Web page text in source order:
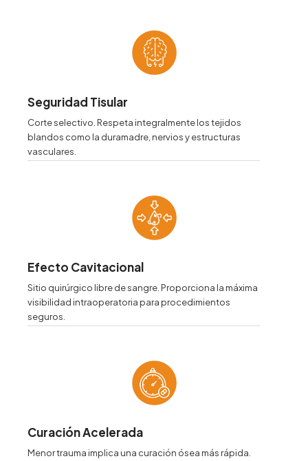
Seguridad Tisular
Corte selectivo. Respeta integralmente los tejidos
blandos como la duramadre, nervios y estructuras
vasculares.
Efecto Cavitacional
Sitio quirúrgico libre de sangre. Proporciona la máxima
visibilidad intraoperatoria para procedimientos
seguros.
Curación Acelerada
Menor trauma implica una curación ósea más rápida.